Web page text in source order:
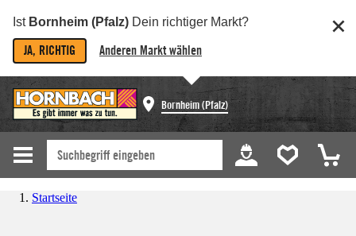
Ist Bornheim (Pfalz) Dein richtiger Markt?
JA, RICHTIG Anderen Markt wählen
Bornheim (Pfalz)
Startseite